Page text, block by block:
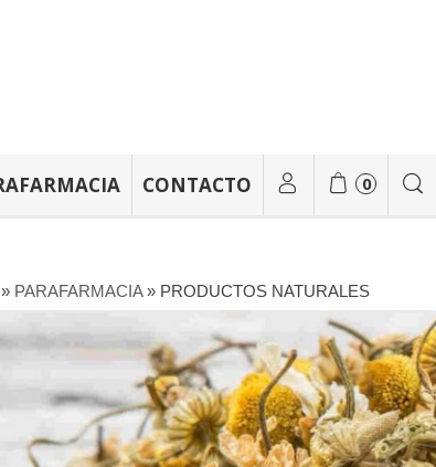
CONTACTO 0
PARAFARMACIA» PRODUCTOS NATURALES